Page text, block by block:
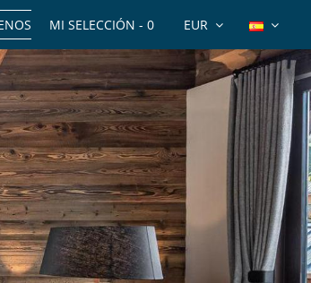
EUR
MI SELECCIÓN - 0